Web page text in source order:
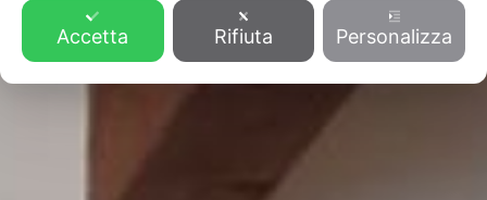
Accetta Rifiuta Personalizza